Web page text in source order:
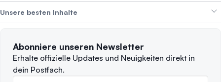
Alpha Deals
Karriere WIR STELLEN EIN
Datenschutzerklärung
Beschwerden
Cookie-Richtlinie
Unsere besten Inhalte
Wann sollte man verkaufen?
Top-Blockchains
Abonniere unseren Newsletter
Erhalte offizielle Updates und Neuigkeiten direkt in
dein Postfach.